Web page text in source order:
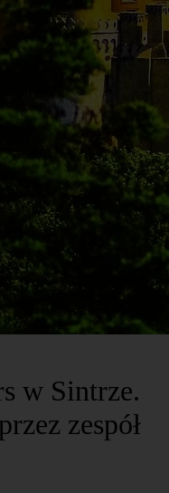
w Sintrze.
zespół